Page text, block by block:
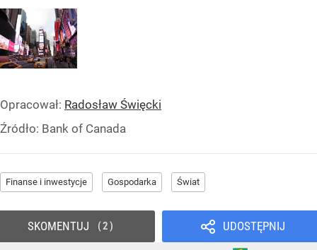
Opracował: Radosław Święcki
Źródło: Bank of Canada
Finanse i inwestycje Gospodarka Świat
UDOSTĘPNIJ
SKOMENTUJ 2